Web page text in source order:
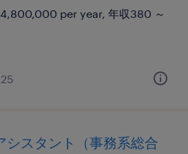
per year, 年収380 ～
シスタント（事務系総合